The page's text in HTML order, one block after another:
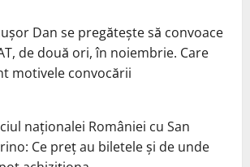
Dan se pregăteşte să convoace
de două ori, în noiembrie. Care
motivele convocării
naționalei României cu San
Ce preț au biletele și de unde